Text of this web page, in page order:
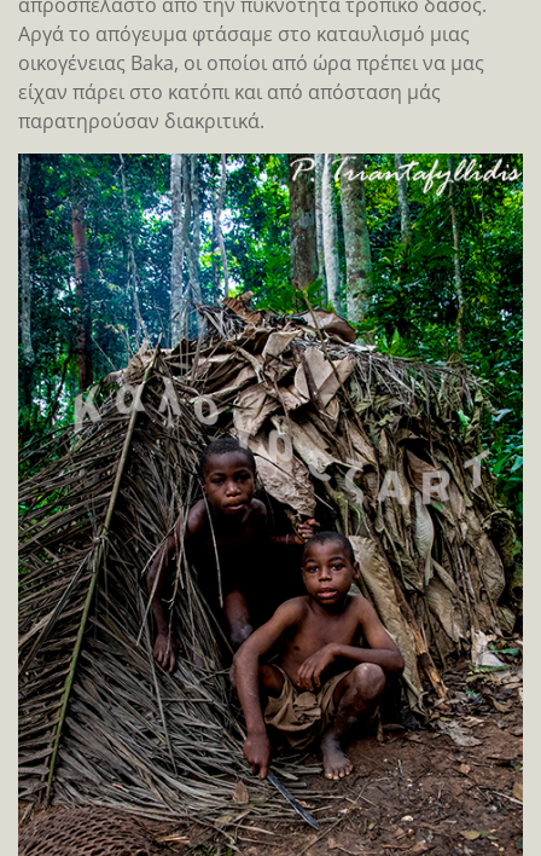
Αργά το απόγευμα φτάσαμε στο καταυλισμό μιας
οικογένειας Baka, οι οποίοι από ώρα πρέπει να μας
είχαν πάρει στο κατόπι και από απόσταση μάς
παρατηρούσαν διακριτικά.